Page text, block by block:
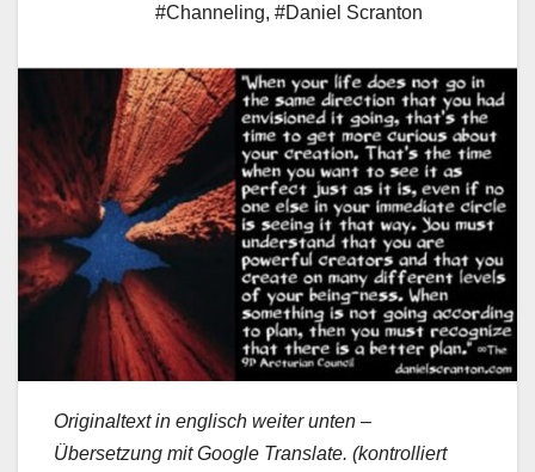
#Channeling, #Daniel Scranton
Originaltext in englisch weiter unten –
Übersetzung mit Google Translate. (kontrolliert